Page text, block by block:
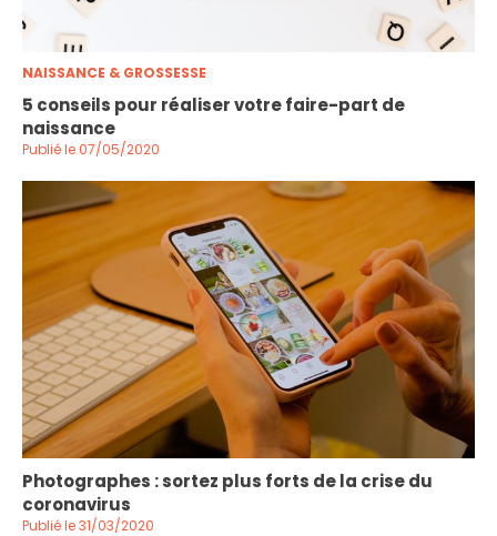
NAISSANCE & GROSSESSE
5 conseils pour réaliser votre faire-part de
naissance
Publié le 07/05/2020
Photographes : sortez plus forts de la crise du
coronavirus
Publié le 31/03/2020